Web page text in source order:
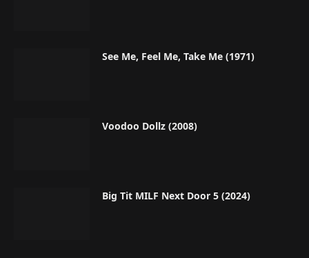
See Me, Feel Me, Take Me (1971)
Voodoo Dollz (2008)
Big Tit MILF Next Door 5 (2024)